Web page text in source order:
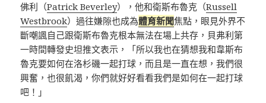
佛利（Patrick Beverley），他和衛斯布魯克（Russell
Westbrook）過往嫌隙也成為體育新聞焦點，眼見外界不
斷嘲諷自己跟衛斯布魯克根本無法在場上共存，貝弗利第
一時間轉發史坦推文表示，「所以我也在猜想我和韋斯布
魯克要如何在洛杉磯一起打球，而且是一直在想，我們很
興奮，也很飢渴，你們就好好看看我們是如何在一起打球
吧！」